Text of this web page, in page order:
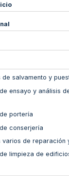
de salvamento y
ensayo y análisis
portería
conserjería
varios de reparación
limpieza de